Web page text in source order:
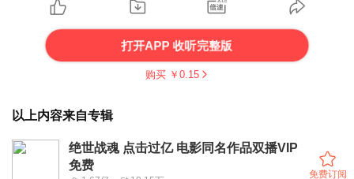
打开APP 收听完整版
购买 ￥ 0.15
以上内容来自专辑
绝世战魂 点击过亿 电影同名作品双播VIP
免费
免费订阅